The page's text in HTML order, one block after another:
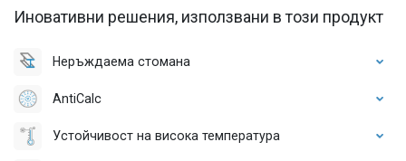
Иновативни решения, използвани в този продукт
Неръждаема стомана
AntiCalc
Устойчивост на висока температура